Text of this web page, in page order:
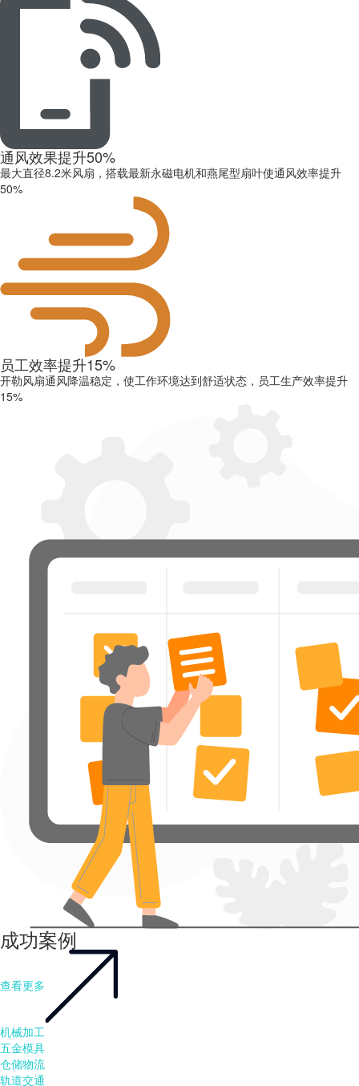
通风效果提升50%
最大直径8.2米风扇，搭载最新永磁电机和燕尾型扇叶使通风效率提升
50%
员工效率提升15%
开勒风扇通风降温稳定，使工作环境达到舒适状态，员工生产效率提升
15%
成功案例
查看更多
机械加工
五金模具
仓储物流
轨道交通